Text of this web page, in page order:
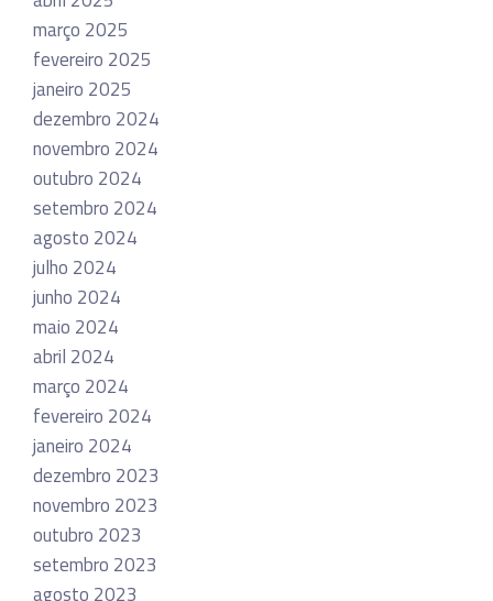
março 2025
fevereiro 2025
janeiro 2025
dezembro 2024
novembro 2024
outubro 2024
setembro 2024
agosto 2024
julho 2024
junho 2024
maio 2024
abril 2024
março 2024
fevereiro 2024
janeiro 2024
dezembro 2023
novembro 2023
outubro 2023
setembro 2023
agosto 2023